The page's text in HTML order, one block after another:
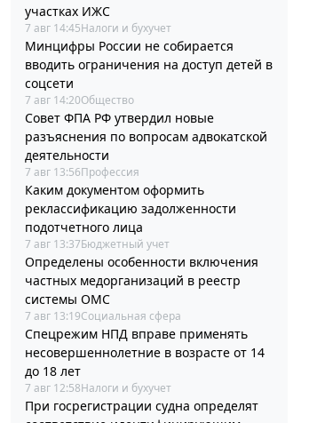
участках ИЖС
7 авг 14:45Налоги и бухучет
Минцифры России не собирается
вводить ограничения на доступ детей в
соцсети
7 авг 14:20Общество
Совет ФПА РФ утвердил новые
разъяснения по вопросам адвокатской
деятельности
7 авг 13:56Профессия
Каким документом оформить
реклассификацию задолженности
подотчетного лица
7 авг 13:37Бюджетный учет
Определены особенности включения
частных медорганизаций в реестр
системы ОМС
7 авг 13:19Социальная сфера
Спецрежим НПД вправе применять
несовершеннолетние в возрасте от 14
до 18 лет
7 авг 12:58Налоги и бухучет
При госрегистрации судна определят